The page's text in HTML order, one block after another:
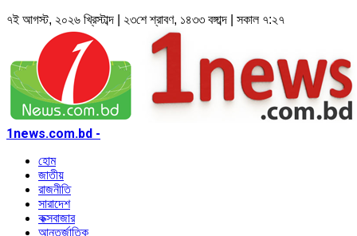
৭ই আগস্ট, ২০২৬ খ্রিস্টাব্দ | ২৩শে শ্রাবণ, ১৪৩৩ বঙ্গাব্দ | সকাল ৭:২৭
1news.com.bd -
হোম
জাতীয়
রাজনীতি
সারাদেশ
কক্সবাজার
আন্তর্জাতিক